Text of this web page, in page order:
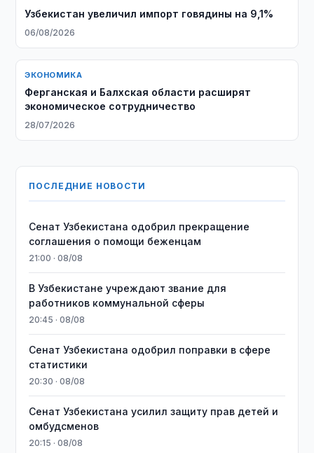
Узбекистан увеличил импорт говядины на 9,1%
06/08/2026
ЭКОНОМИКА
Ферганская и Балхская области расширят
экономическое сотрудничество
28/07/2026
ПОСЛЕДНИЕ НОВОСТИ
Сенат Узбекистана одобрил прекращение
соглашения о помощи беженцам
21:00 · 08/08
В Узбекистане учреждают звание для
работников коммунальной сферы
20:45 · 08/08
Сенат Узбекистана одобрил поправки в сфере
статистики
20:30 · 08/08
Сенат Узбекистана усилил защиту прав детей и
омбудсменов
20:15 · 08/08